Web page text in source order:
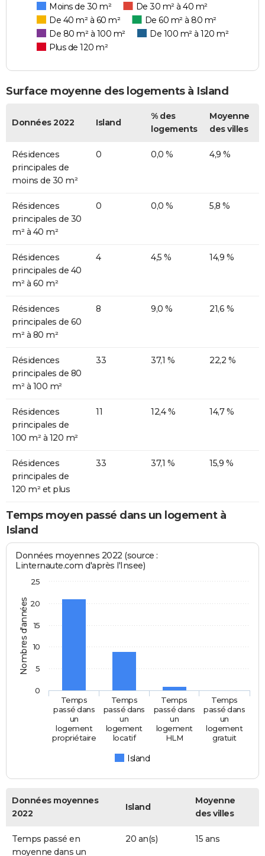
Moins de 30 m²
De 30 m² à 40 m²
De 40 m² à 60 m²
De 60 m² à 80 m²
De 80 m² à 100 m²
De 100 m² à 120 m²
Plus de 120 m²
Surface moyenne des logements à Island
Données 2022 Island
% des
logements
Moyenne
des villes
Résidences
principales de
moins de 30 m²
0 0,0 % 4,9 %
Résidences
principales de 30
m² à 40 m²
0 0,0 % 5,8 %
Résidences
principales de 40
m² à 60 m²
4 4,5 % 14,9 %
Résidences
principales de 60
m² à 80 m²
8 9,0 % 21,6 %
Résidences
principales de 80
m² à 100 m²
33 37,1 % 22,2 %
Résidences
principales de
100 m² à 120 m²
11 12,4 % 14,7 %
Résidences
principales de
120 m² et plus
33 37,1 % 15,9 %
Temps moyen passé dans un logement à
Island
Nombres d'années
Données moyennes 2022 (source :
Linternaute.com d'après l'Insee)
Island
Temps
passé dans
un
logement
propriétaire
Temps
passé dans
un
logement
locatif
Temps
passé dans
un
logement
HLM
Temps
passé dans
un
logement
gratuit
0
5
10
15
20
25
Données moyennes
2022
Island
Moyenne
des villes
Temps passé en
moyenne dans un
20 an(s) 15 ans